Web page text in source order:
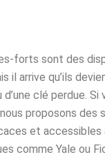
forts sont des
il arrive qu’ils
d’une clé perdue.
proposons
et accessibles
comme Yale ou